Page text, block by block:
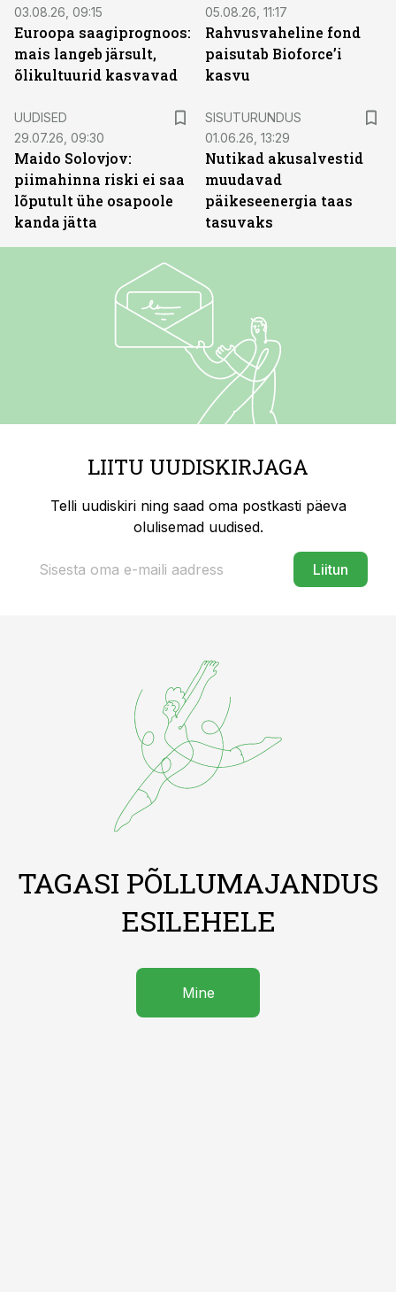
03.08.26, 09:15
Euroopa saagiprognoos:
mais langeb järsult,
õlikultuurid kasvavad
05.08.26, 11:17
Rahvusvaheline fond
paisutab Bioforce’i
kasvu
UUDISED
29.07.26, 09:30
Maido Solovjov:
piimahinna riski ei saa
lõputult ühe osapoole
kanda jätta
SISUTURUNDUS
01.06.26, 13:29
Nutikad akusalvestid
muudavad
päikeseenergia taas
tasuvaks
LIITU UUDISKIRJAGA
Telli uudiskiri ning saad oma postkasti päeva
olulisemad uudised.
Liitun
TAGASI PÕLLUMAJANDUS
ESILEHELE
Mine